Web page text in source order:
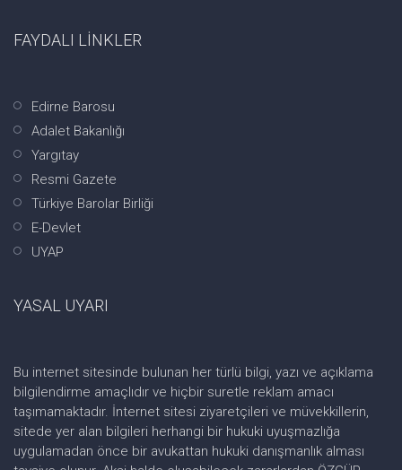
FAYDALI LİNKLER
Edirne Barosu
Adalet Bakanlığı
Yargıtay
Resmi Gazete
Türkiye Barolar Birliği
E-Devlet
UYAP
YASAL UYARI
Bu internet sitesinde bulunan her türlü bilgi, yazı ve açıklama
bilgilendirme amaçlıdır ve hiçbir suretle reklam amacı
taşımamaktadır. İnternet sitesi ziyaretçileri ve müvekkillerin,
sitede yer alan bilgileri herhangi bir hukuki uyuşmazlığa
uygulamadan önce bir avukattan hukuki danışmanlık alması